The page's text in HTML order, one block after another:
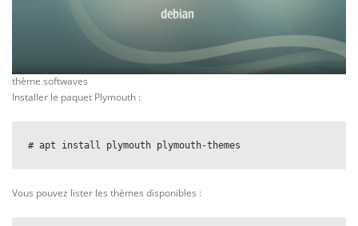
thème softwaves
Installer le paquet Plymouth :
# apt install plymouth plymouth-themes
Vous pouvez lister les thèmes disponibles :